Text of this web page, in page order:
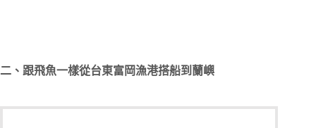
二、跟飛魚一樣從台東富岡漁港搭船到蘭嶼